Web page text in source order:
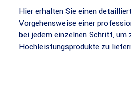
Hier erhalten Sie einen
Vorgehensweise einer
bei jedem einzelnen Schritt, um
Hochleistungsprodukte zu